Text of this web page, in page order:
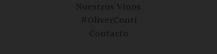
Nuestros Vinos
#OliverConti
Contacto